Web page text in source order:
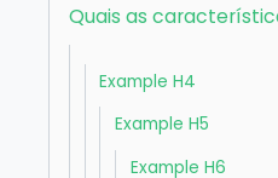
Quais as
Example H4
Example H5
Example H6